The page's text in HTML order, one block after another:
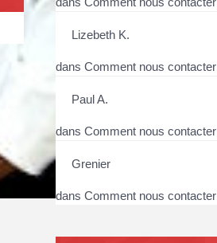
Lizebeth K.
dans Comment nous contacter
Paul A.
dans Comment nous contacter
Grenier
dans Comment nous contacter